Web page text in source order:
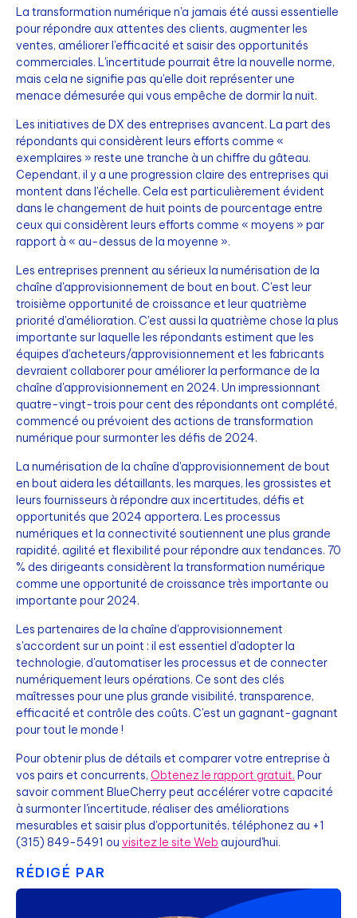
La transformation numérique n'a jamais été aussi essentielle
pour répondre aux attentes des clients, augmenter les
ventes, améliorer l'efficacité et saisir des opportunités
commerciales. L'incertitude pourrait être la nouvelle norme,
mais cela ne signifie pas qu'elle doit représenter une
menace démesurée qui vous empêche de dormir la nuit.
Les initiatives de DX des entreprises avancent. La part des
répondants qui considèrent leurs efforts comme «
exemplaires » reste une tranche à un chiffre du gâteau.
Cependant, il y a une progression claire des entreprises qui
montent dans l'échelle. Cela est particulièrement évident
dans le changement de huit points de pourcentage entre
ceux qui considèrent leurs efforts comme « moyens » par
rapport à « au-dessus de la moyenne ».
Les entreprises prennent au sérieux la numérisation de la
chaîne d'approvisionnement de bout en bout. C'est leur
troisième opportunité de croissance et leur quatrième
priorité d'amélioration. C'est aussi la quatrième chose la plus
importante sur laquelle les répondants estiment que les
équipes d'acheteurs/approvisionnement et les fabricants
devraient collaborer pour améliorer la performance de la
chaîne d'approvisionnement en 2024. Un impressionnant
quatre-vingt-trois pour cent des répondants ont complété,
commencé ou prévoient des actions de transformation
numérique pour surmonter les défis de 2024.
La numérisation de la chaîne d'approvisionnement de bout
en bout aidera les détaillants, les marques, les grossistes et
leurs fournisseurs à répondre aux incertitudes, défis et
opportunités que 2024 apportera. Les processus
numériques et la connectivité soutiennent une plus grande
rapidité, agilité et flexibilité pour répondre aux tendances. 70
% des dirigeants considèrent la transformation numérique
comme une opportunité de croissance très importante ou
importante pour 2024.
Les partenaires de la chaîne d'approvisionnement
s'accordent sur un point : il est essentiel d'adopter la
technologie, d'automatiser les processus et de connecter
numériquement leurs opérations. Ce sont des clés
maîtresses pour une plus grande visibilité, transparence,
efficacité et contrôle des coûts. C'est un gagnant-gagnant
pour tout le monde !
Pour obtenir plus de détails et comparer votre entreprise à
vos pairs et concurrents, Obtenez le rapport gratuit. Pour
savoir comment BlueCherry peut accélérer votre capacité
à surmonter l'incertitude, réaliser des améliorations
mesurables et saisir plus d'opportunités, téléphonez au +1
(315) 849-5491 ou visitez le site Web aujourd'hui.
RÉDIGÉ PAR